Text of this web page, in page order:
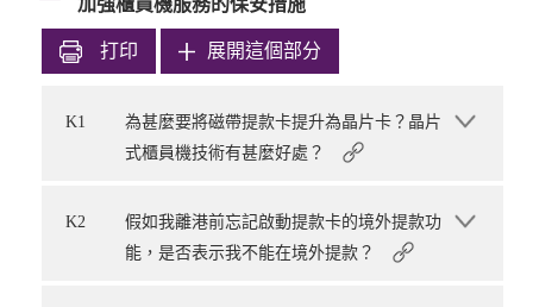
加強櫃員機服務的保安措施
打印 展開這個部分
K1
為甚麼要將磁帶提款卡提升為晶片卡？晶片
式櫃員機技術有甚麼好處？
K2
假如我離港前忘記啟動提款卡的境外提款功
能，是否表示我不能在境外提款？